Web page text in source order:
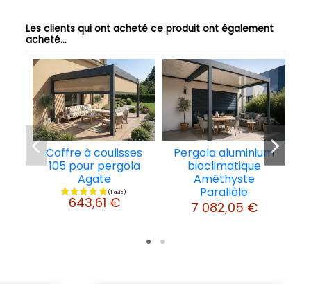
Les clients qui ont acheté ce produit ont également
acheté...
Coffre à coulisses
105 pour pergola
Agate
643,61 €
Pergola aluminium
bioclimatique
Améthyste
Parallèle
7 082,05 €